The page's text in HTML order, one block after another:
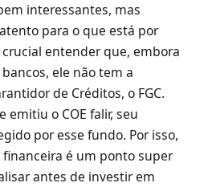
interessantes, mas
para o que está por
entender que, embora
ele não tem a
de Créditos, o FGC.
emitiu o COE falir, seu
por esse fundo. Por isso,
é um ponto super
antes de investir em